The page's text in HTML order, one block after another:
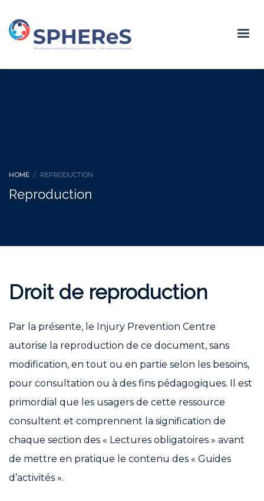
HOME REPRODUCTION
Reproduction
Droit de reproduction
Par la présente, le Injury Prevention Centre
autorise la reproduction de ce document, sans
modification, en tout ou en partie selon les besoins,
pour consultation ou à des fins pédagogiques. Il est
primordial que les usagers de cette ressource
consultent et comprennent la signification de
chaque section des « Lectures obligatoires » avant
de mettre en pratique le contenu des « Guides
d’activités ».